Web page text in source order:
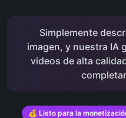
Simplemente
imagen, y nuestra IA
videos de alta
💰 Listo para la